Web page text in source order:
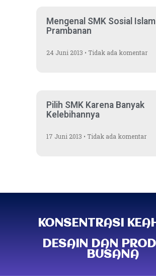
Mengenal SMK Sosial Islam
Prambanan
24 Juni 2013 Tidak ada komentar
Pilih SMK Karena Banyak
Kelebihannya
17 Juni 2013 Tidak ada komentar
KONSENTRASI
DESAIN DAN
BUSANA